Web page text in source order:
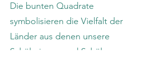
Die bunten Quadrate
symbolisieren die Vielfalt der
Länder aus denen unsere
Schülerinnen und Schüler